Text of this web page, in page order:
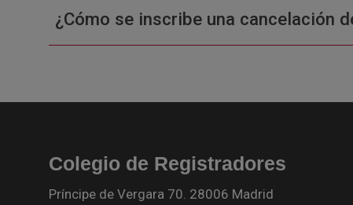
¿Cómo se inscribe una cancelación
Colegio de Registradores
Príncipe de Vergara 70. 28006 Madrid